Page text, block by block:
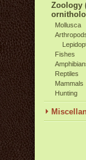
Zoology
Mollusca
Fishes
Reptiles
Mammals
Hunting